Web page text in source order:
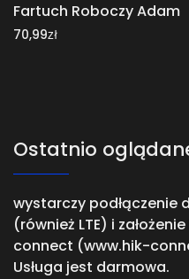
Fartuch Roboczy Adam
70,99zł
Ostatnio
wystarczy podłączenie
(również LTE) i
connect (www.hik-
Usługa jest darmowa.